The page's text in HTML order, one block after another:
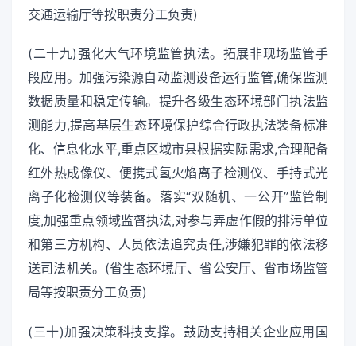
交通运输厅等按职责分工负责)
(二十九)强化大气环境监管执法。拓展非现场监管手
段应用。加强污染源自动监测设备运行监管,确保监测
数据质量和稳定传输。提升各级生态环境部门执法监
测能力,提高基层生态环境保护综合行政执法装备标准
化、信息化水平,重点区域市县根据实际需求,合理配备
红外热成像仪、便携式氢火焰离子检测仪、手持式光
离子化检测仪等装备。落实“双随机、一公开”监管制
度,加强重点领域监督执法,对参与弄虚作假的排污单位
和第三方机构、人员依法追究责任,涉嫌犯罪的依法移
送司法机关。(省生态环境厅、省公安厅、省市场监管
局等按职责分工负责)
(三十)加强决策科技支撑。鼓励支持相关企业应用国